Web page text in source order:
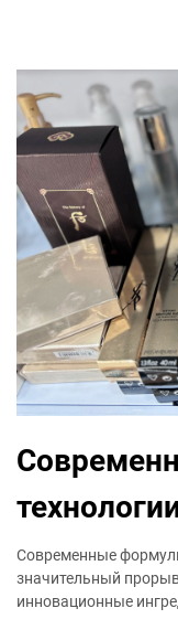
Современные
значительный
инновационные